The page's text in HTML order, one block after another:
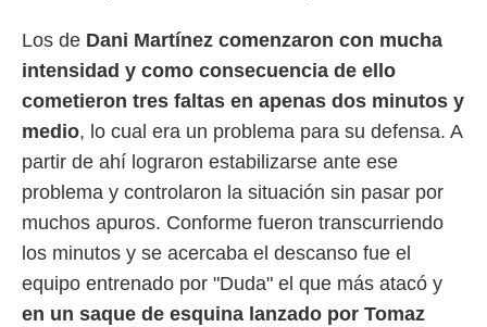
de
posible
en
interés
a lo que
Para
su
u
datos
momento
en
Los de Dani Martínez comenzaron con mucha
intensidad y como consecuencia de ello
cometieron tres faltas en apenas dos minutos y
medio, lo cual era un problema para su defensa. A
partir de ahí lograron estabilizarse ante ese
problema y controlaron la situación sin pasar por
muchos apuros. Conforme fueron transcurriendo
los minutos y se acercaba el descanso fue el
equipo entrenado por "Duda" el que más atacó y
en un saque de esquina lanzado por Tomaz